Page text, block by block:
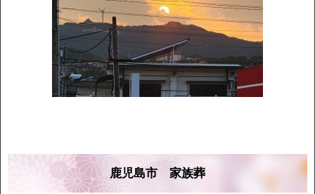
鹿児島市 家族葬